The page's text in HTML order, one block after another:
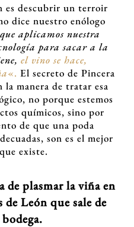
es descubrir un terroir
dice nuestro enólogo
aplicamos nuestra
para sacar a la
el vino se hace,
«. El secreto de Pincera
la manera de tratar esa
no porque estemos
químicos, sino por
de que una poda
son es el mejor
existe.
de plasmar la viña en
León que sale de